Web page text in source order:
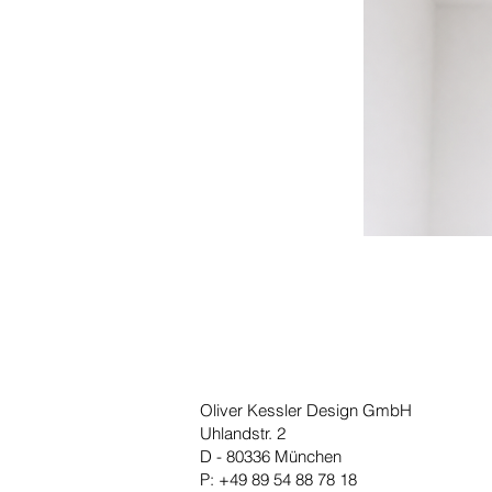
Oliver Kessler Design GmbH
Uhlandstr. 2
D - 80336 München
P: +49 89 54 88 78 18